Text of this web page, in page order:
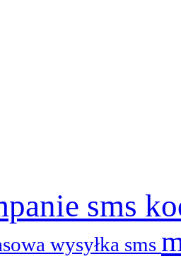
sms
wysyłka sms